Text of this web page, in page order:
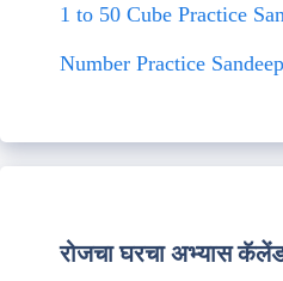
1 to 50 Cube Practice
Number Practice
रोजचा घरचा अभ्यास